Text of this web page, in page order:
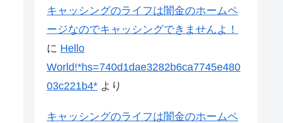
キャッシングのライフは闇金のホームペ
ージなのでキャッシングできませんよ！
に Hello
World!*hs=740d1dae3282b6ca7745e480
03c221b4* より
キャッシングのライフは闇金のホームペ